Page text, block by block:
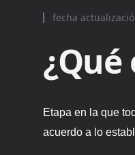
¿Qué
fecha
Etapa en la que
acuerdo a lo